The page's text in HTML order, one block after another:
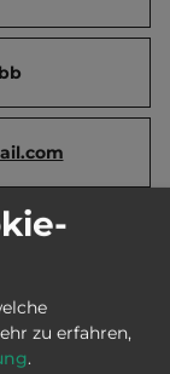
zu erfahren,
.